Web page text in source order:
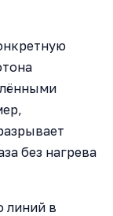
без нагрева
линий в